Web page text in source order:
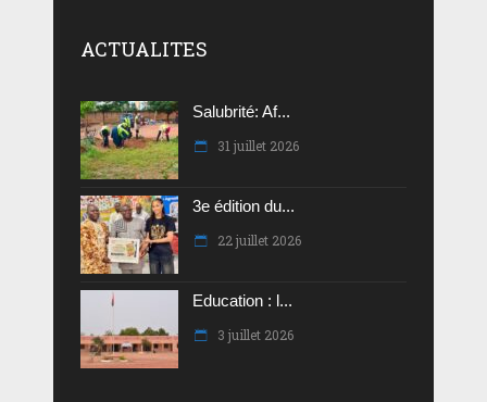
ACTUALITES
Salubrité: Af...
31 juillet 2026
3e édition du...
22 juillet 2026
Education : l...
3 juillet 2026